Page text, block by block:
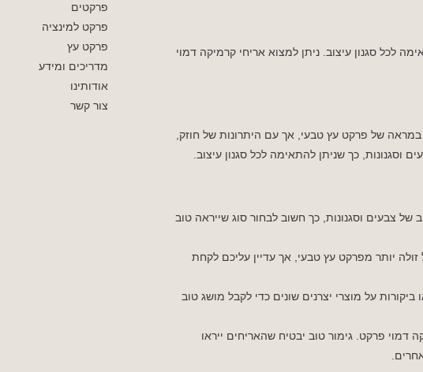
לכל סגנון עיצוב. ניתן למצוא אריחי קרמיקה דמוי
במראה של פרקט עץ טבעי, אך עם היתרונות של חוזק,
וסגנונות, כך שניתן להתאימה לכל סגנון עיצוב.
צבעים וסגנונות, כך חשוב לבחור סוג שייראה טוב
יותר מפרקט עץ טבעי, אך עדיין עליכם לקחת
על מוצרי יצרנים שונים כדי לקבל מושג טוב
דמוי פרקט. גימור טוב יבטיח שהאריחים ייראו
פרקטים
פרקט למינציה
פרקט עץ
מדריכים ומידע
אודותינו
צור קשר